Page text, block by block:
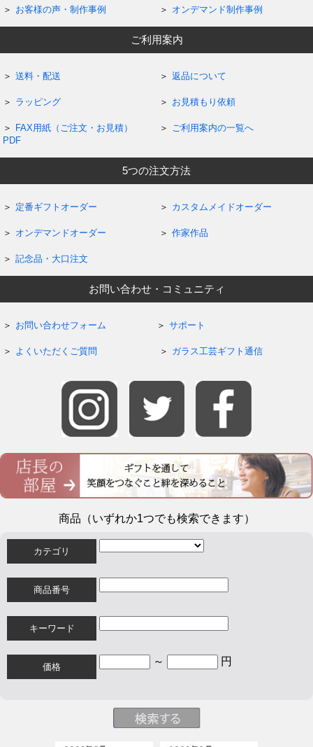
お客様の声・制作事例 オンデマンド制作事例
ご利用案内
送料・配送 返品について
ラッピング お見積もり依頼
FAX用紙（ご注文・お見積）
PDF
ご利用案内の一覧へ
5つの注文方法
定番ギフトオーダー カスタムメイドオーダー
オンデマンドオーダー 作家作品
記念品・大口注文
お問い合わせ・コミュニティ
お問い合わせフォーム サポート
よくいただくご質問 ガラス工芸ギフト通信
商品（いずれか1つでも検索できます）
カテゴリ
商品番号
キーワード
価格 ～ 円